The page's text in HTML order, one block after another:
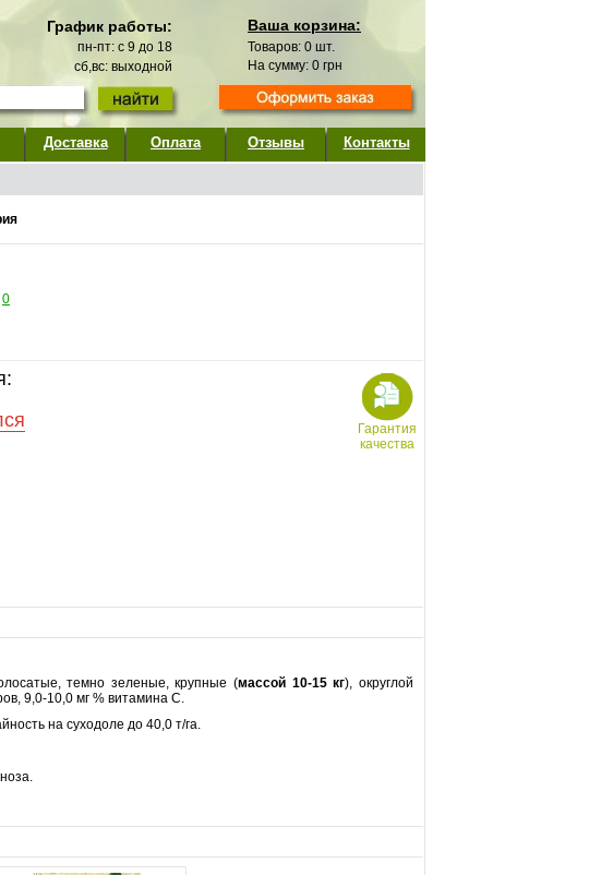
График работы:
пн-пт: с 9 до 18
сб,вс: выходной
Ваша корзина:
Товаров: 0 шт.
На сумму: 0 грн
Доставка Оплата Отзывы Контакты
0
Гарантия
качества
темно зеленые, крупные (массой 10-15 кг), округлой
9,0-10,0 мг % витамина С.
на суходоле до 40,0 т/га.